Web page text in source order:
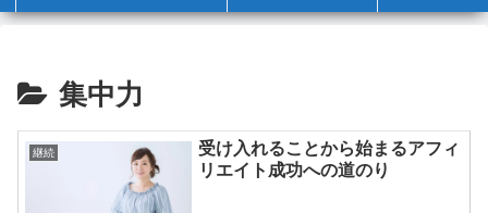
集中力
継続
受け入れることから始まるアフィ
リエイト成功への道のり